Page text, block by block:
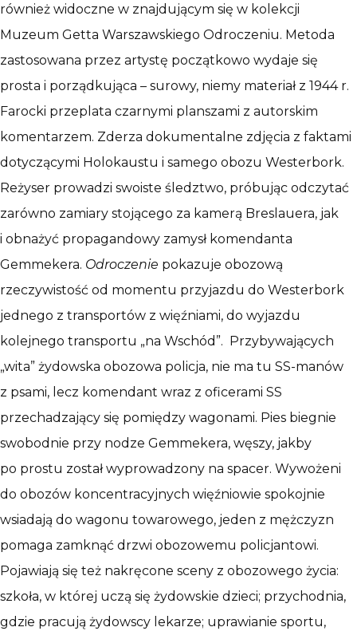
również widoczne w znajdującym się w kolekcji
Muzeum Getta Warszawskiego Odroczeniu. Metoda
zastosowana przez artystę początkowo wydaje się
prosta i porządkująca – surowy, niemy materiał z 1944 r.
Farocki przeplata czarnymi planszami z autorskim
komentarzem. Zderza dokumentalne zdjęcia z faktami
dotyczącymi Holokaustu i samego obozu Westerbork.
Reżyser prowadzi swoiste śledztwo, próbując odczytać
zarówno zamiary stojącego za kamerą Breslauera, jak
i obnażyć propagandowy zamysł komendanta
Gemmekera. Odroczenie pokazuje obozową
rzeczywistość od momentu przyjazdu do Westerbork
jednego z transportów z więźniami, do wyjazdu
kolejnego transportu „na Wschód”. Przybywających
„wita” żydowska obozowa policja, nie ma tu SS-manów
z psami, lecz komendant wraz z oficerami SS
przechadzający się pomiędzy wagonami. Pies biegnie
swobodnie przy nodze Gemmekera, węszy, jakby
po prostu został wyprowadzony na spacer. Wywożeni
do obozów koncentracyjnych więźniowie spokojnie
wsiadają do wagonu towarowego, jeden z mężczyzn
pomaga zamknąć drzwi obozowemu policjantowi.
Pojawiają się też nakręcone sceny z obozowego życia:
szkoła, w której uczą się żydowskie dzieci; przychodnia,
gdzie pracują żydowscy lekarze; uprawianie sportu,